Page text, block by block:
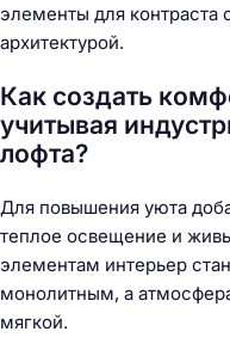
элементы для контраста
архитектурой.
Как создать
учитывая
лофта?
Для повышения уюта
теплое освещение и
элементам интерьер
монолитным, а
мягкой.